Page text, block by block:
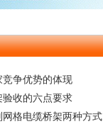
争优势的体现
收的六点要求
格电缆桥架两种方式